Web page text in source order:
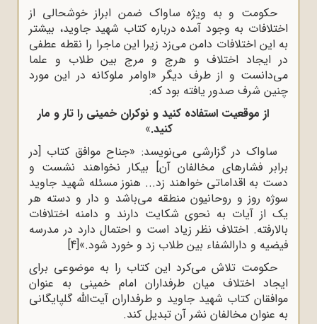
حکومت و به ‌ویژه ساواک ضمن ابراز خوشحالی از
اختلافات به وجود آمده درباره کتاب شهید جاوید، بیشتر
به این اختلافات دامن می‌زد زیرا این ماجرا را نقطه عطفی
در ایجاد اختلاف و هرج و مرج بین طلاب و علما
می‌دانست و از طرف دیگر «اوامر ملوکانه در این مورد
چنین شرف صدور یافته بود که:
از موقعیت استفاده کنید و نوکران خمینی را تار و مار
کنید.»
ساواک در گزارشی می‌نویسد: «جناح موافق کتاب [در
برابر فشارهای مخالفان آن] بیکار نخواهند نشست و
دست به اقداماتی خواهند زد... هنوز مسئله شهید جاوید
سوژه روز و روحانیون منطقه می‌باشد و دار و دسته هر
یک از آیات به نحوی شکایت دارند و دامنه اختلافات
بالارفته. اختلاف نظر زیاد است و احتمال دارد در مدرسه
فیضیه و دارالشفاء بین طلاب زد و خورد شود.»[4]
حکومت تلاش می‌کرد این کتاب را به موضوعی برای
ایجاد اختلاف میان طرفداران امام خمینی به عنوان
موافقان کتاب شهید جاوید و طرفداران آیت‌الله گلپایگانی
به عنوان مخالفان نشر آن تبدیل کند.